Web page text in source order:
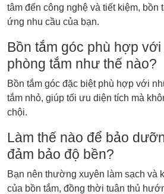
tâm đến công nghệ và tiết kiệm, bồn
ứng nhu cầu của bạn.
Bồn tắm góc phù hợp
phòng tắm như thế nào?
Bồn tắm góc đặc biệt phù hợp với
tắm nhỏ, giúp tối ưu diện tích mà
chội.
Làm thế nào để bảo
đảm bảo độ bền?
Bạn nên thường xuyên làm sạch và
của bồn tắm, đồng thời tuân thủ